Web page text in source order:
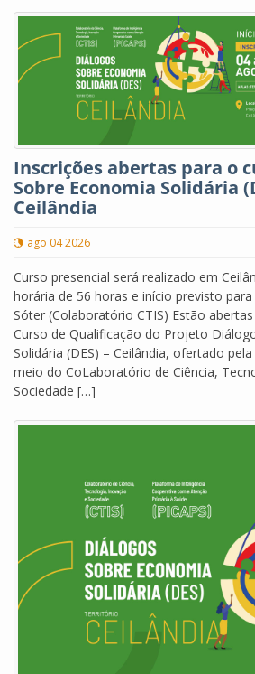
Inscrições abertas para o
Sobre Economia Solidária
Ceilândia
ago 04 2026
Curso presencial será realizado em
horária de 56 horas e início previsto
Sóter (Colaboratório CTIS) Estão
Curso de Qualificação do Projeto
Solidária (DES) – Ceilândia, ofertado
meio do CoLaboratório de Ciência,
Sociedade […]